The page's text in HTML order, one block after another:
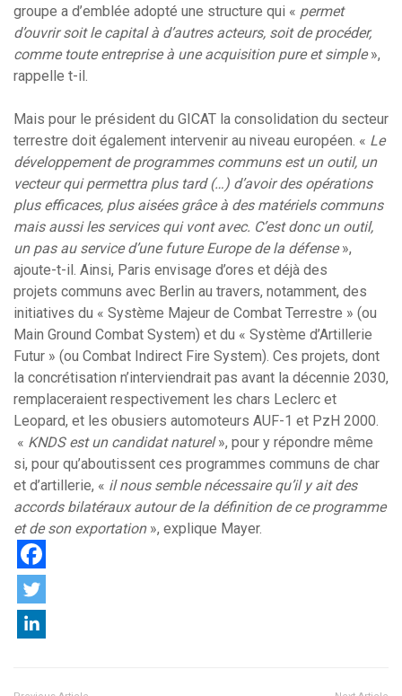
groupe a d’emblée adopté une structure qui « permet
d’ouvrir soit le capital à d’autres acteurs, soit de procéder,
comme toute entreprise à une acquisition pure et simple»,
rappelle t-il.
Mais pour le président du GICAT la consolidation du secteur
terrestre doit également intervenir au niveau européen. « Le
développement de programmes communs est un outil, un
vecteur qui permettra plus tard (…) d’avoir des opérations
plus efficaces, plus aisées grâce à des matériels communs
mais aussi les services qui vont avec. C’est donc un outil,
un pas au service d’une future Europe de la défense»,
ajoute-t-il. Ainsi, Paris envisage d’ores et déjà des
projets communs avec Berlin au travers, notamment, des
initiatives du « Système Majeur de Combat Terrestre » (ou
Main Ground Combat System) et du « Système d’Artillerie
Futur » (ou Combat Indirect Fire System). Ces projets, dont
la concrétisation n’interviendrait pas avant la décennie 2030,
remplaceraient respectivement les chars Leclerc et
Leopard, et les obusiers automoteurs AUF-1 et PzH 2000.
« KNDS est un candidat naturel», pour y répondre même
si, pour qu’aboutissent ces programmes communs de char
et d’artillerie, « il nous semble nécessaire qu’il y ait des
accords bilatéraux autour de la définition de ce programme
et de son exportation», explique Mayer.